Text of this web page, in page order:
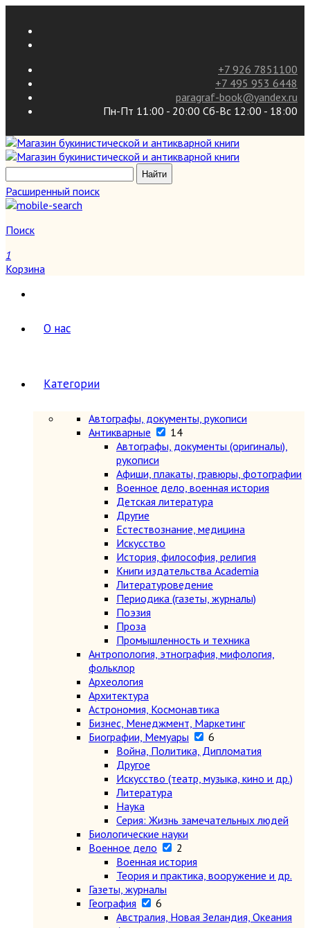
+7 926 7851100
+7 495 953 6448
paragraf-book@yandex.ru
Пн-Пт 11:00 - 20:00 Сб-Вс 12:00 - 18:00
Расширенный поиск
Поиск
1
Корзина
О нас
Категории
Автографы, документы, рукописи
Антикварные
14
Автографы, документы (оригиналы),
рукописи
Афиши, плакаты, гравюры, фотографии
Военное дело, военная история
Детская литература
Другие
Естествознание, медицина
Искусство
История, философия, религия
Книги издательства Academia
Литературоведение
Периодика (газеты, журналы)
Поэзия
Проза
Промышленность и техника
Антропология, этнография, мифология,
фольклор
Археология
Архитектура
Астрономия, Космонавтика
Бизнес, Менеджмент, Маркетинг
Биографии, Мемуары
6
Война, Политика, Дипломатия
Другое
Искусство (театр, музыка, кино и др.)
Литература
Наука
Серия: Жизнь замечательных людей
Биологические науки
Военное дело
2
Военная история
Теория и практика, вооружение и др.
Газеты, журналы
География
6
Австралия, Новая Зеландия, Океания